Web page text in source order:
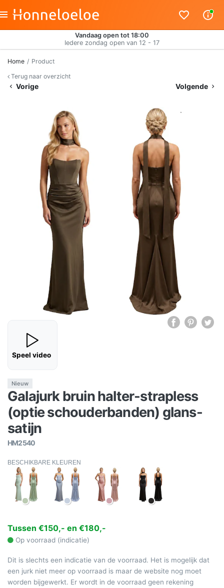
Vandaag open tot 18:00
Iedere zondag open van 12 - 17
Home
Product
Terug naar overzicht
Vorige Volgende
Speel video
Nieuw
Galajurk bruin halter-strapless
(optie schouderbanden) glans-
satijn
HM2540
BESCHIKBARE KLEUREN
Tussen €150,- en €180,-
Op voorraad (indicatie)
Dit is slechts een indicatie van de voorraad. Het is mogelijk dat
een jurk niet meer op voorraad is maar de website nog moet
worden bijgewerkt. Er wordt in de voorraad geen rekening